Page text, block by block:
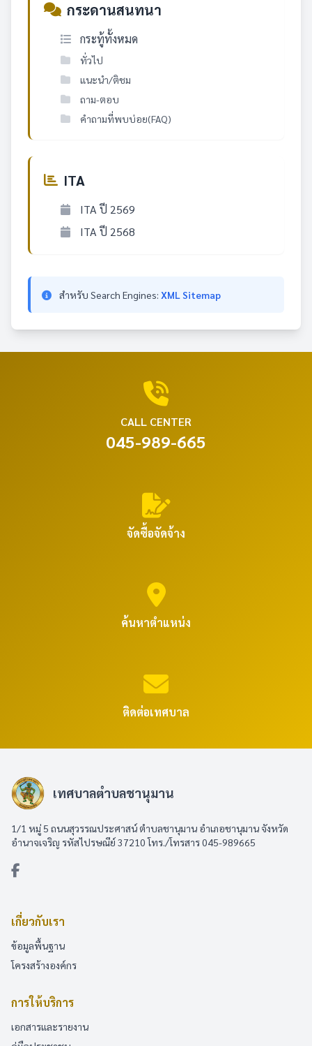
กระดานสนทนา
กระทู้ทั้งหมด
ทั่วไป
แนะนำ/ติชม
ถาม-ตอบ
คำถามที่พบบ่อย(FAQ)
ITA
ITA ปี 2569
ITA ปี 2568
สำหรับ Search Engines: XML Sitemap
CALL CENTER
045-989-665
จัดซื้อจัดจ้าง
ค้นหาตำแหน่ง
ติดต่อเทศบาล
เทศบาลตำบลชานุมาน
1/1 หมู่ 5 ถนนสุวรรณประศาสน์ ตำบลชานุมาน อำเภอชานุมาน จังหวัด
อำนาจเจริญ รหัสไปรษณีย์ 37210 โทร./โทรสาร 045-989665
เกี่ยวกับเรา
ข้อมูลพื้นฐาน
โครงสร้างองค์กร
การให้บริการ
เอกสารและรายงาน